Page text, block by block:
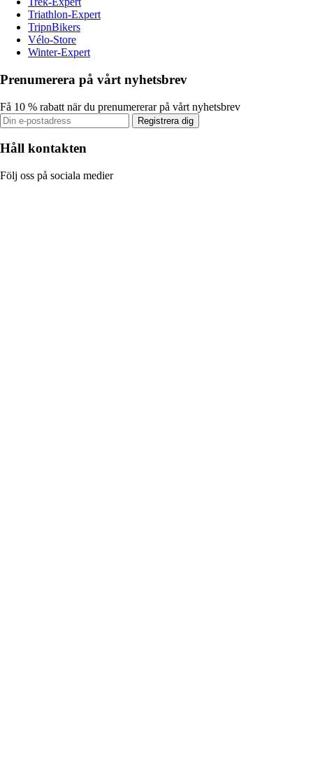
Triathlon-Expert
TripnBikers
Vélo-Store
Winter-Expert
Prenumerera på vårt nyhetsbrev
Få 10 % rabatt när du prenumererar på vårt nyhetsbrev
Registrera dig
Håll kontakten
Följ oss på sociala medier